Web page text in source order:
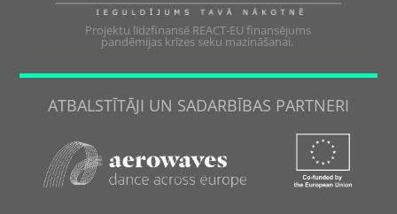
Projektu līdzfinansē REACT-EU finansējums
pandēmijas krīzes seku mazināšanai.
ATBALSTĪTĀJI UN SADARBĪBAS PARTNERI